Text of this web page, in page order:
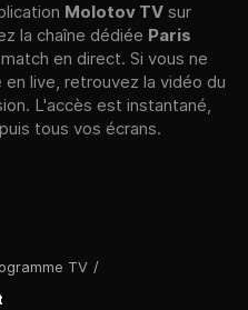
TV /
Molotov TV sur
la chaîne dédiée Paris
en direct. Si vous ne
live, retrouvez la vidéo du
L'accès est instantané,
tous vos écrans.